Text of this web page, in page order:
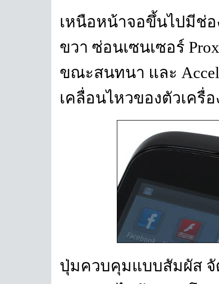
เหนือหน้าจอขึ้นไปมีช่อ
ขวา ซ่อนเซนเซอร์
ขณะสนทนา และ
เคลื่อนไหวของตัวเครื่อ
ปุ่มควบคุมแบบสัมผัส จั